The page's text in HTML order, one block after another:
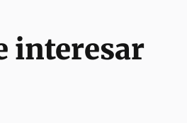
interesar